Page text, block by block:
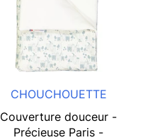
CHOUCHOUETTE
Couverture douceur -
Précieuse Paris -